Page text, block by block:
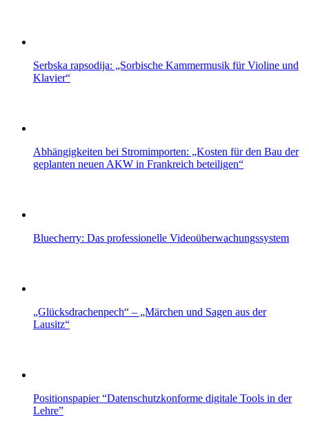
Serbska rapsodija: „Sorbische Kammermusik für Violine und
Klavier“
Abhängigkeiten bei Stromimporten: „Kosten für den Bau der
geplanten neuen AKW in Frankreich beteiligen“
Bluecherry: Das professionelle Videoüberwachungssystem
„Glücksdrachenpech“ – „Märchen und Sagen aus der
Lausitz“
Positionspapier “Datenschutzkonforme digitale Tools in der
Lehre”